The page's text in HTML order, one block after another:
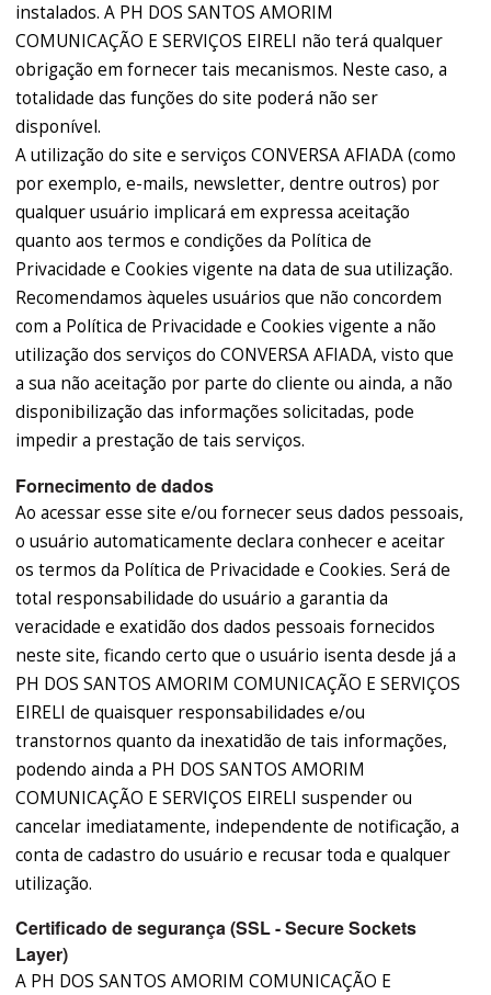
instalados. A PH DOS SANTOS AMORIM
COMUNICAÇÃO E SERVIÇOS EIRELI não terá qualquer
obrigação em fornecer tais mecanismos. Neste caso, a
totalidade das funções do site poderá não ser
disponível.
A utilização do site e serviços CONVERSA AFIADA (como
por exemplo, e-mails, newsletter, dentre outros) por
qualquer usuário implicará em expressa aceitação
quanto aos termos e condições da Política de
Privacidade e Cookies vigente na data de sua utilização.
Recomendamos àqueles usuários que não concordem
com a Política de Privacidade e Cookies vigente a não
utilização dos serviços do CONVERSA AFIADA, visto que
a sua não aceitação por parte do cliente ou ainda, a não
disponibilização das informações solicitadas, pode
impedir a prestação de tais serviços.
Fornecimento de dados
Ao acessar esse site e/ou fornecer seus dados pessoais,
o usuário automaticamente declara conhecer e aceitar
os termos da Política de Privacidade e Cookies. Será de
total responsabilidade do usuário a garantia da
veracidade e exatidão dos dados pessoais fornecidos
neste site, ficando certo que o usuário isenta desde já a
PH DOS SANTOS AMORIM COMUNICAÇÃO E SERVIÇOS
EIRELI de quaisquer responsabilidades e/ou
transtornos quanto da inexatidão de tais informações,
podendo ainda a PH DOS SANTOS AMORIM
COMUNICAÇÃO E SERVIÇOS EIRELI suspender ou
cancelar imediatamente, independente de notificação, a
conta de cadastro do usuário e recusar toda e qualquer
utilização.
Certificado de segurança (SSL - Secure Sockets
Layer)
A PH DOS SANTOS AMORIM COMUNICAÇÃO E